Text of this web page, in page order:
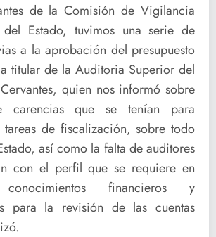
de la Comisión de Vigilancia
Estado, tuvimos una serie de
a la aprobación del presupuesto
titular de la Auditoria Superior del
quien nos informó sobre
carencias que se tenían para
tareas de fiscalización, sobre todo
así como la falta de auditores
con el perfil que se requiere en
financieros y
para la revisión de las cuentas